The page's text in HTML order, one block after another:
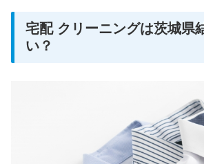
宅配 クリーニングは茨城県
い？